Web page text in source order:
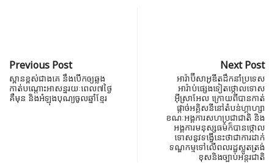
Previous Post
ស្ពានខ្ពស់ជាងគេ នឹងបើកឲ្យឆ្លង
កាត់បណ្តោះអាសន្នរយៈពេល៧ថ្ងៃ
គឺមុន និងអំឡុងបុណ្យចូលឆ្នាំខ្មែរ
Next Post
អារ៉ាប៊ីសាអូឌីតដឹកនាំប្រទេស
អារ៉ាប់ផ្សេងទៀតថ្កោលទោស
អ៊ីស្រាអែល ក្រោយពីបានកាត់
ផ្តាច់អគ្គិសនីនៅតំបន់ហ្គាហ្សា
ខណៈអង្គការសហប្រជាជាតិ និង
អង្គការមនុស្សធម៌ក៏បានថ្កោល
ទោសនូវទង្វើនេះថាជាការដាក់
ទណ្ឌកម្មទៅលើពលរដ្ឋស្លូតត្រង់
ខុសនិងច្បាប់អន្តរជាតិ